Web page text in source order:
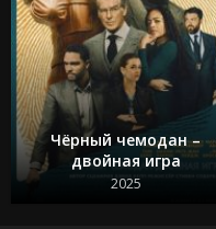
Чёрный чемодан –
двойная игра
2025